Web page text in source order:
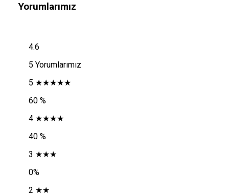
Yorumlarımız
4.6
5 Yorumlarımız
5 ★★★★★
60 %
4 ★★★★
40 %
3 ★★★
0%
2 ★★